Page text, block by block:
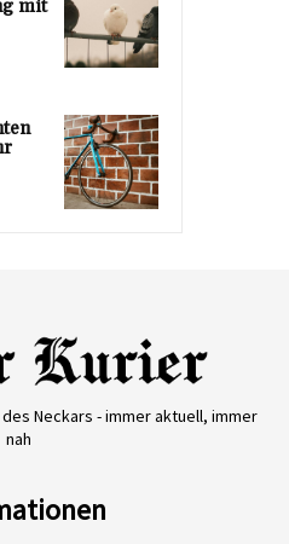
mit
Neckars - immer aktuell, immer
nah